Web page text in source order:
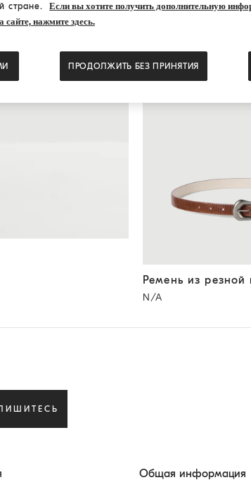
Ремень из резной
Ремень из резной
N/A
Общая информация
стране.
Если вы хотите получить дополнительную
нажмите здесь.
ПРОДОЛЖИТЬ БЕЗ ПРИНЯТИЯ